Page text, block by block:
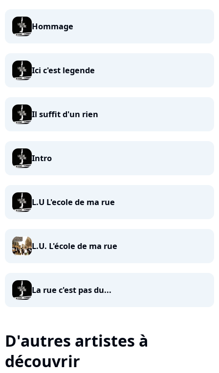
Hommage
Ici c'est legende
Il suffit d'un rien
Intro
L.U L'ecole de ma rue
L.U. L'école de ma rue
La rue c'est pas du...
D'autres artistes à
découvrir